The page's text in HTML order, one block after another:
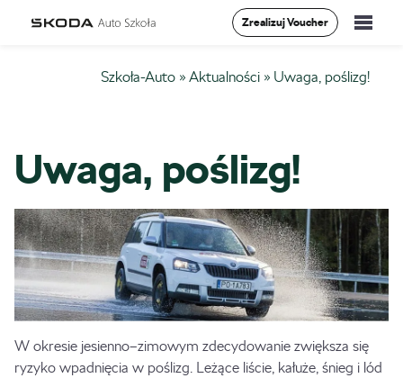
Zrealizuj Voucher
Szkolenia
O Nas
Aktualności
Kontakt
Szkoła-Auto »Aktualności » Uwaga, poślizg!
Uwaga, poślizg!
W okresie jesienno–zimowym zdecydowanie zwiększa się
ryzyko wpadnięcia w poślizg. Leżące liście, kałuże, śnieg i lód